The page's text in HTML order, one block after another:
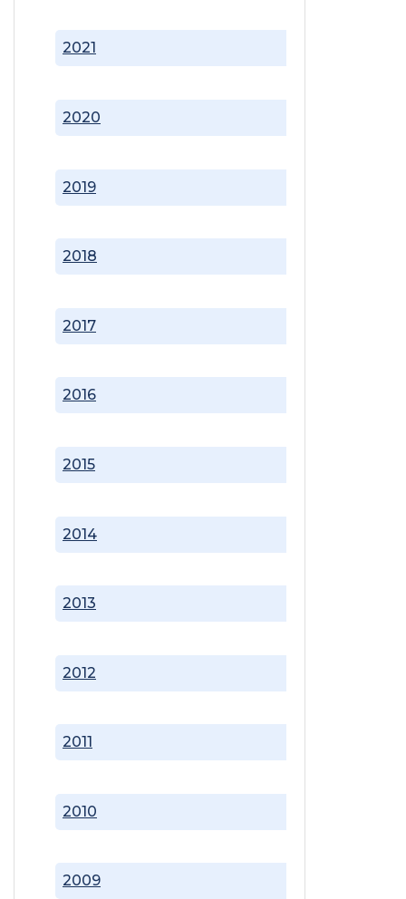
2009
2010
2011
2012
2013
2014
2015
2016
2017
2018
2019
2020
2021